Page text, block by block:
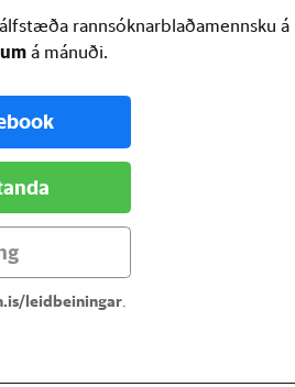
rannsóknarblaðamennsku á
á mánuði.
leidbeiningar.